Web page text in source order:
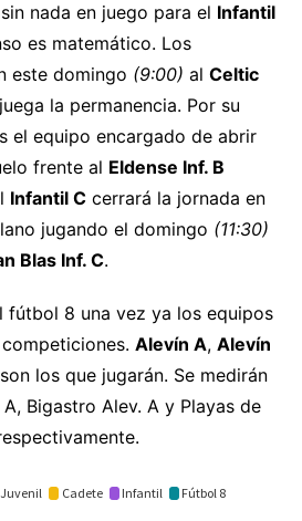
nada en juego para el Infantil
es matemático. Los
este domingo (9:00) al Celtic
la permanencia. Por su
el equipo encargado de abrir
frente al Eldense Inf. B
Infantil Ccerrará la jornada en
jugando el domingo (11:30)
Blas Inf. C.
fútbol 8 una vez ya los equipos
Alevín A, Alevín
los que jugarán. Se medirán
Bigastro Alev. A y Playas de